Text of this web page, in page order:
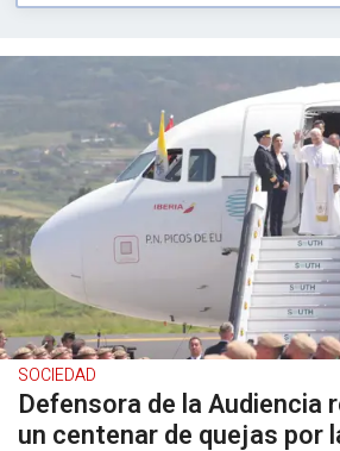
SOCIEDAD
Defensora de la Audiencia
un centenar de quejas por